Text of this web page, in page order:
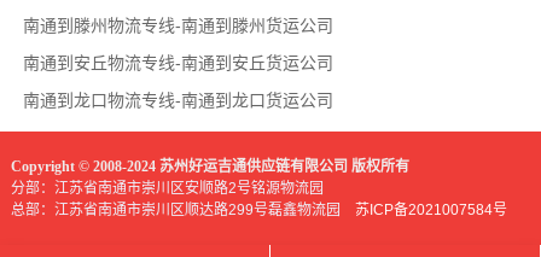
南通到滕州物流专线-南通到滕州货运公司
南通到安丘物流专线-南通到安丘货运公司
南通到龙口物流专线-南通到龙口货运公司
Copyright © 2008-2024 苏州好运吉通供应链有限公司 版权所有
分部：江苏省南通市崇川区安顺路2号铭源物流园
总部：江苏省南通市崇川区顺达路299号磊鑫物流园 苏ICP备2021007584号